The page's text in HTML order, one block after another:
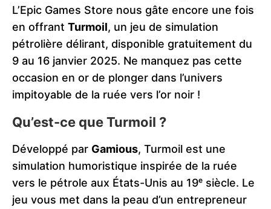
L’Epic Games Store nous gâte encore une fois
en offrant Turmoil, un jeu de simulation
pétrolière délirant, disponible gratuitement du
9 au 16 janvier 2025. Ne manquez pas cette
occasion en or de plonger dans l’univers
impitoyable de la ruée vers l’or noir !
Qu’est-ce que Turmoil ?
Développé par Gamious, Turmoil est une
simulation humoristique inspirée de la ruée
vers le pétrole aux États-Unis au 19ᵉ siècle. Le
jeu vous met dans la peau d’un entrepreneur